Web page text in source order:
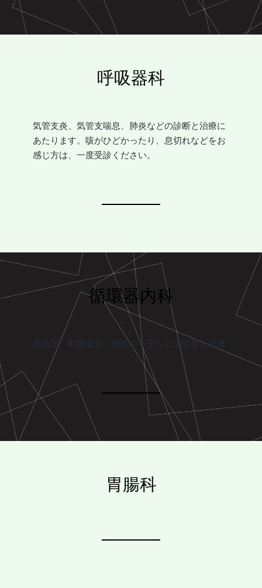
呼吸器科
気管支炎、気管支喘息、肺炎などの診断と治療に
あたります。咳がひどかったり、息切れなどをお
感じ方は、一度受診ください。
循環器内科
高血圧、動脈硬化、慢性心不全などの診断と治療
胃腸科